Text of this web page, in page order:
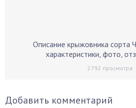
Описание крыжовника сорта
характеристики, фото,
2792 просмотра
Добавить комментарий